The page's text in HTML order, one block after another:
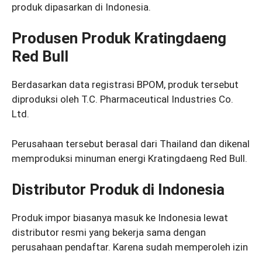
produk dipasarkan di Indonesia.
Produsen Produk Kratingdaeng
Red Bull
Berdasarkan data registrasi BPOM, produk tersebut
diproduksi oleh T.C. Pharmaceutical Industries Co.
Ltd.
Perusahaan tersebut berasal dari Thailand dan dikenal
memproduksi minuman energi Kratingdaeng Red Bull.
Distributor Produk di Indonesia
Produk impor biasanya masuk ke Indonesia lewat
distributor resmi yang bekerja sama dengan
perusahaan pendaftar. Karena sudah memperoleh izin